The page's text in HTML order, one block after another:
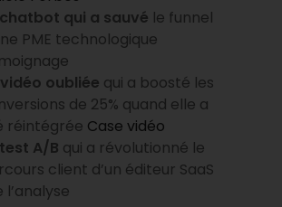
qui a sauvé le funnel
PME technologique
oubliée qui a boosté les
de 25% quand elle a
réintégrée Case vidéo
A/B qui a révolutionné le
client d’un éditeur SaaS
l’analyse